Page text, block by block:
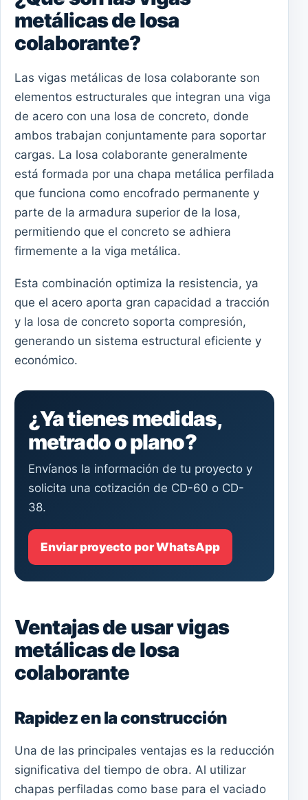
metálicas de losa
colaborante?
Las vigas metálicas de losa colaborante son
elementos estructurales que integran una viga
de acero con una losa de concreto, donde
ambos trabajan conjuntamente para soportar
cargas. La losa colaborante generalmente
está formada por una chapa metálica perfilada
que funciona como encofrado permanente y
parte de la armadura superior de la losa,
permitiendo que el concreto se adhiera
firmemente a la viga metálica.
Esta combinación optimiza la resistencia, ya
que el acero aporta gran capacidad a tracción
y la losa de concreto soporta compresión,
generando un sistema estructural eficiente y
económico.
¿Ya tienes medidas,
metrado o plano?
Envíanos la información de tu proyecto y
solicita una cotización de CD-60 o CD-
38.
Enviar proyecto por WhatsApp
Ventajas de usar vigas
metálicas de losa
colaborante
Rapidez en la construcción
Una de las principales ventajas es la reducción
significativa del tiempo de obra. Al utilizar
chapas perfiladas como base para el vaciado